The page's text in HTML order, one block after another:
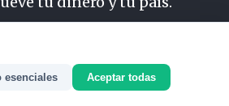
esenciales Aceptar todas